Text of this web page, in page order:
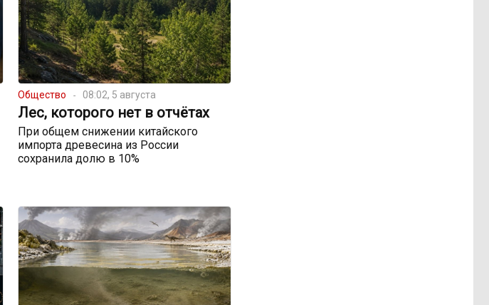
Общество 08:02, 5 августа
Лес, которого нет в отчётах
При общем снижении китайского
импорта древесина из России
сохранила долю в 10%